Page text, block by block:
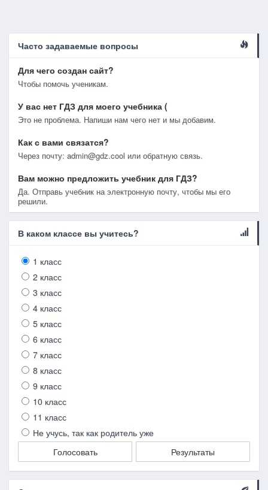
Часто задаваемые вопросы
Для чего создан сайт?
Чтобы помочь ученикам.
У вас нет ГДЗ для моего учебника (
Это не проблема. Напиши нам чего нет и мы добавим.
Как с вами связатся?
Через почту: admin@gdz.cool или обратную связь.
Вам можно предложить учебник для ГДЗ?
Да. Отправь учебник на электронную почту, чтобы мы его
решили.
В каком классе вы учитесь?
1 класс
2 класс
3 класс
4 класс
5 класс
6 класс
7 класс
8 класс
9 класс
10 класс
11 класс
Не учусь, так как родитель уже
Голосовать
Результаты